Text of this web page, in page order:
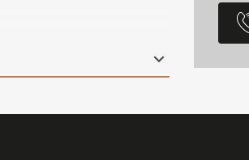
à installer
toute pièce de